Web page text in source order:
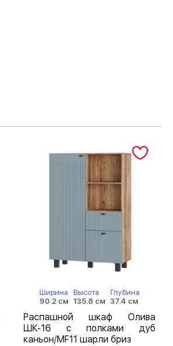
Ширина
90.2 см
Высота
135.8 см
Глубина
37.4 см
Распашной шкаф Олива
ШК-16 с полками дуб
каньон/MF11 шарли бриз